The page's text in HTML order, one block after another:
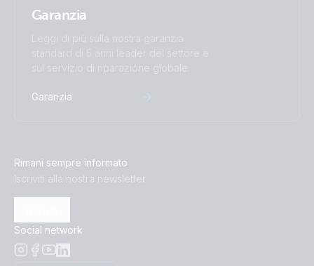
Garanzia
Leggi di più sulla nostra garanzia
standard di 5 anni leader del settore e
sul servizio di riparazione globale.
Garanzia
Rimani sempre informato
Iscriviti alla nostra newsletter
Social network